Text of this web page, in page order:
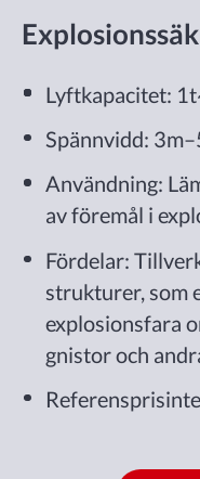
Lyftkapacitet:
Spännvidd:
Användning:
av föremål i
Fördelar:
strukturer, som
explosionsfara
gnistor och